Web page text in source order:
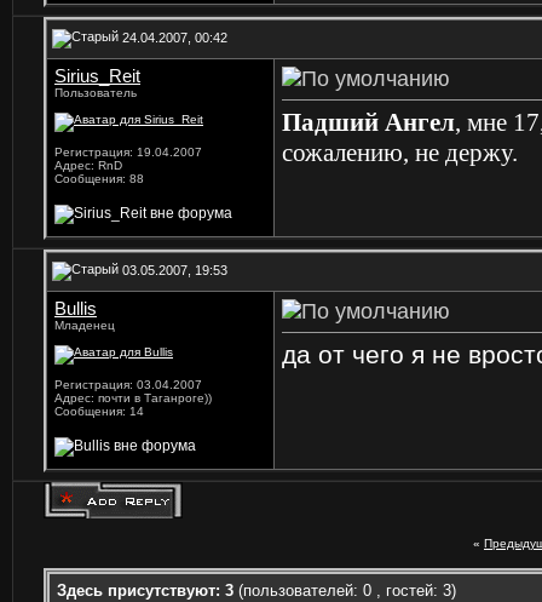
24.04.2007, 00:42
Sirius_Reit
Пользователь
Регистрация: 19.04.2007
Адрес: RnD
Сообщения: 88
Падший Ангел, мне
сожалению, не держу.
03.05.2007, 19:53
Bullis
Младенец
Регистрация: 03.04.2007
Адрес: почти в Таганроге))
Сообщения: 14
да от чего я не
«
Здесь присутствуют: 3 (пользователей: 0 , гостей: 3)